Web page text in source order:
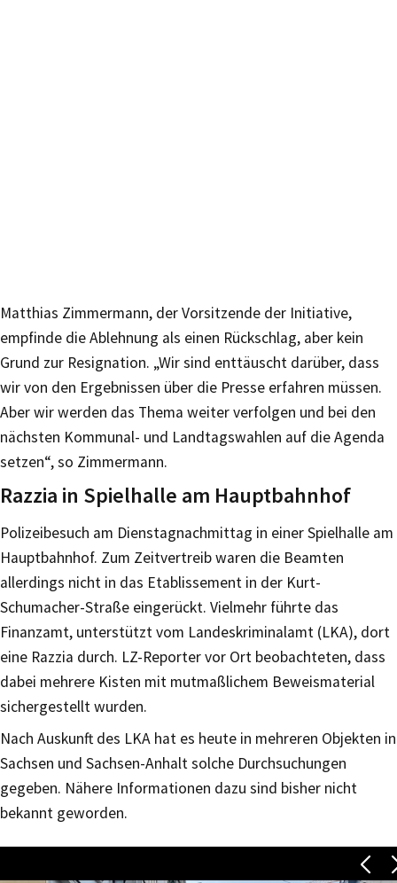
Matthias Zimmermann, der Vorsitzende der Initiative,
empfinde die Ablehnung als einen Rückschlag, aber kein
Grund zur Resignation. „Wir sind enttäuscht darüber, dass
wir von den Ergebnissen über die Presse erfahren müssen.
Aber wir werden das Thema weiter verfolgen und bei den
nächsten Kommunal- und Landtagswahlen auf die Agenda
setzen“, so Zimmermann.
Razzia in Spielhalle am Hauptbahnhof
Polizeibesuch am Dienstagnachmittag in einer Spielhalle am
Hauptbahnhof. Zum Zeitvertreib waren die Beamten
allerdings nicht in das Etablissement in der Kurt-
Schumacher-Straße eingerückt. Vielmehr führte das
Finanzamt, unterstützt vom Landeskriminalamt (LKA), dort
eine Razzia durch. LZ-Reporter vor Ort beobachteten, dass
dabei mehrere Kisten mit mutmaßlichem Beweismaterial
sichergestellt wurden.
Nach Auskunft des LKA hat es heute in mehreren Objekten in
Sachsen und Sachsen-Anhalt solche Durchsuchungen
gegeben. Nähere Informationen dazu sind bisher nicht
bekannt geworden.